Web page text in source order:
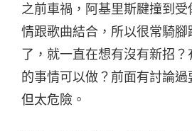
之前車禍，阿基里斯腱撞到
情跟歌曲結合，所以很常騎
了，就一直在想有沒有新招
的事情可以做？前面有討論過
但太危險。